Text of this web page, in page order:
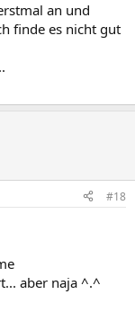
an und
finde es nicht gut
#18
aber naja ^.^